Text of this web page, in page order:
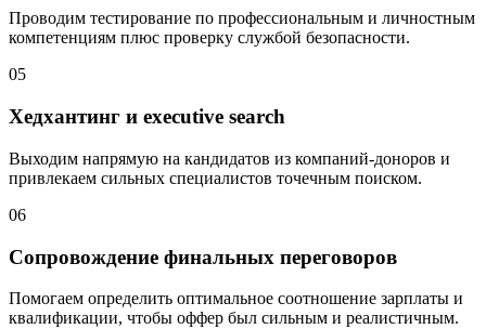
Проводим тестирование по профессиональным и личностным
компетенциям плюс проверку службой безопасности.
05
Хедхантинг и executive search
Выходим напрямую на кандидатов из компаний-доноров и
привлекаем сильных специалистов точечным поиском.
06
Сопровождение финальных переговоров
Помогаем определить оптимальное соотношение зарплаты и
квалификации, чтобы оффер был сильным и реалистичным.